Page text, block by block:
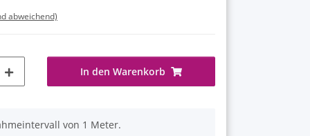
abweichend)
In den Warenkorb
von 1 Meter.